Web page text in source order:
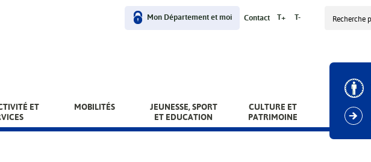
User
Mon Département et moi Contact T+ T-
ET
MOBILITÉS
JEUNESSE, SPORT
ET EDUCATION
CULTURE ET
PATRIMOINE